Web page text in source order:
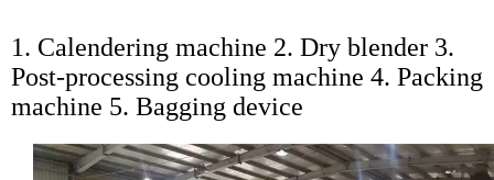
1. Calendering machine 2. Dry blender 3.
Post-processing cooling machine 4. Packing
machine 5. Bagging device